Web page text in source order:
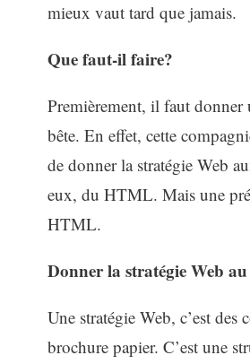
mieux vaut tard que jamais.
Que faut-il faire?
Premièrement, il faut donner
bête. En effet, cette
de donner la stratégie Web
eux, du HTML. Mais une
HTML.
Donner la stratégie Web
Une stratégie Web, c’est
brochure papier. C’est une